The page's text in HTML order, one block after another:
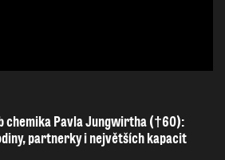
chemika Pavla Jungwirtha (†60):
partnerky i největších kapacit